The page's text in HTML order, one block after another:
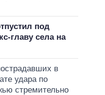
под
главу села на
в
удара по
стремительно